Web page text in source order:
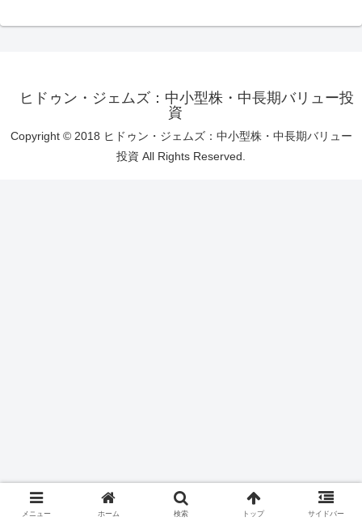
ヒドゥン・ジェムズ：中小型株・中長期バリュー投
資
Copyright © 2018 ヒドゥン・ジェムズ：中小型株・中長期バリュー
投資 All Rights Reserved.
メニュー ホーム 検索 トップ サイドバー